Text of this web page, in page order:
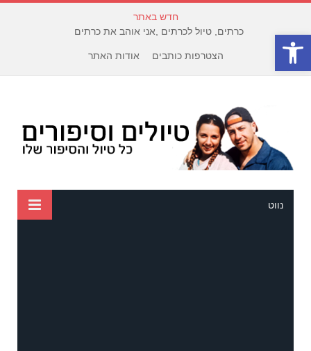
פתח סרגל נגישות
חדש באתר
כרתים, טיול לכרתים ,אני אוהב את כרתים
הצטרפות כותבים אודות האתר
נווט